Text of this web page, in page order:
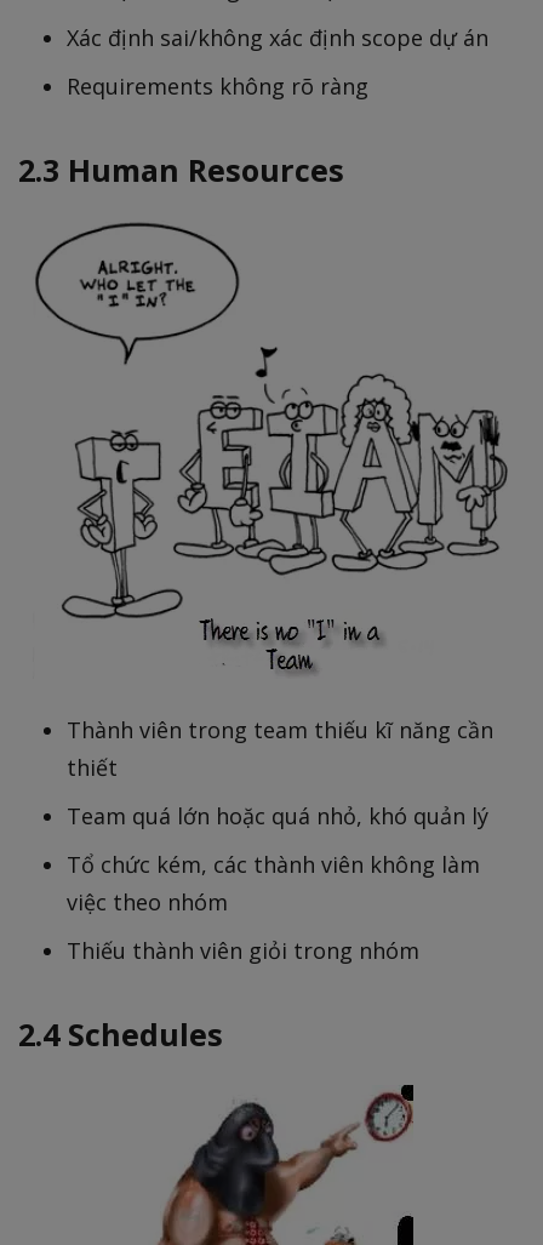
Xác định sai/không xác định scope dự án
Requirements không rõ ràng
2.3 Human Resources
Thành viên trong team thiếu kĩ năng cần
thiết
Team quá lớn hoặc quá nhỏ, khó quản lý
Tổ chức kém, các thành viên không làm
việc theo nhóm
Thiếu thành viên giỏi trong nhóm
2.4 Schedules